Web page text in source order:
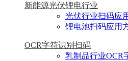
新能源光伏锂电行业
光伏行业扫码应
锂电池扫码应用
OCR字符识别扫码
乳制品行业OCR